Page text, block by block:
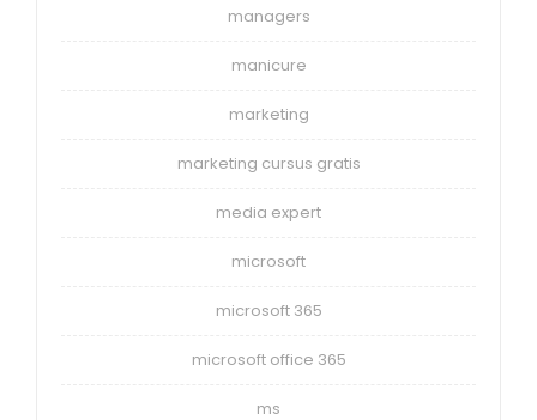
managers
manicure
marketing
marketing cursus gratis
media expert
microsoft
microsoft 365
microsoft office 365
ms